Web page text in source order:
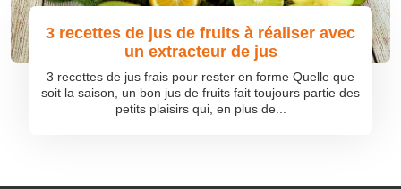
3 recettes de jus de fruits à réaliser avec
un extracteur de jus
3 recettes de jus frais pour rester en forme Quelle que
soit la saison, un bon jus de fruits fait toujours partie des
petits plaisirs qui, en plus de...